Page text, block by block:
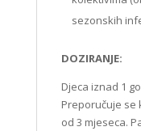
sezonskih
DOZIRANJE:
Djeca iznad 1
Preporučuje
od 3 mjeseca.